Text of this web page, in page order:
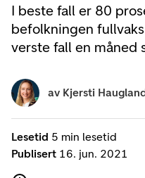
I beste fall er 80
befolkningen
verste fall en måned
Lesetid 5 min lesetid
Publisert 16. jun. 2021
av Kjersti